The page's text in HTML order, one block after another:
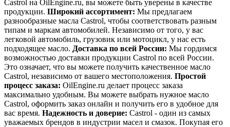
Castrol на OilEngine.ru, вы можете быть уверены в качестве
продукции. Широкий ассортимент: Мы предлагаем
разнообразные масла Castrol, чтобы соответствовать разным
типам и маркам автомобилей. Независимо от того, у вас
легковой автомобиль, грузовик или мотоцикл, у нас есть
подходящее масло. Доставка по всей России: Мы гордимся
возможностью доставки продукции Castrol по всей России.
Это означает, что вы можете получить качественное масло
Castrol, независимо от вашего местоположения. Простой
процесс заказа: OilEngine.ru делает процесс заказа
максимально удобным. Вы можете выбрать нужное масло
Castrol, оформить заказ онлайн и получить его в удобное для
вас время. Надежность и доверие: Castrol - один из самых
уважаемых брендов в индустрии масел и смазок. Покупая его